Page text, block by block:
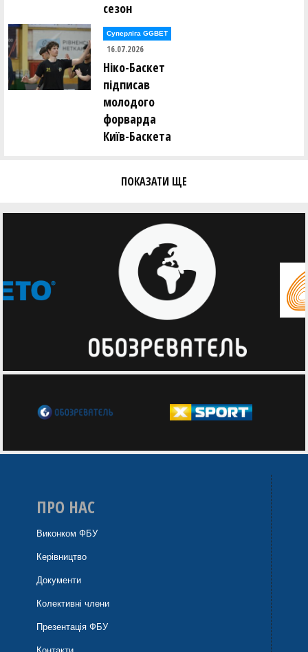
сезон
Суперліга GGBET
16.07.2026
Ніко-Баскет
підписав
молодого
форварда
Київ-Баскета
ПОКАЗАТИ ЩЕ
ПРО НАС
Виконком ФБУ
Керівництво
Документи
Колективні члени
Презентація ФБУ